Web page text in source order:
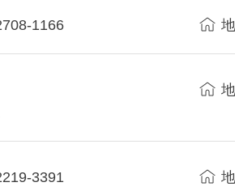
1166
3391